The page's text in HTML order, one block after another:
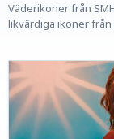
Väderikoner från
likvärdiga ikoner från